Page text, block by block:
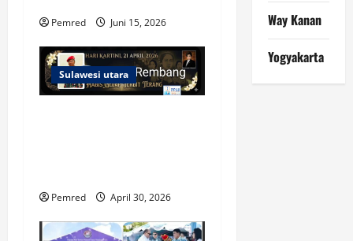
Pemred Juni 15, 2026
Sulawesi utara
Pemred April 30, 2026
Way Kanan
Yogyakarta